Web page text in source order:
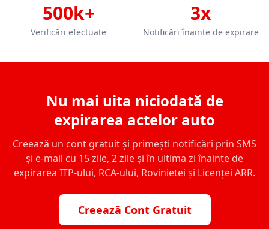
500k+
Verificări efectuate
3x
Notificări înainte de expirare
Nu mai uita niciodată de
expirarea actelor auto
Creează un cont gratuit și primești notificări prin SMS
și e-mail cu 15 zile, 2 zile și în ultima zi înainte de
expirarea ITP-ului, RCA-ului, Rovinietei și Licenței ARR.
Creează Cont Gratuit